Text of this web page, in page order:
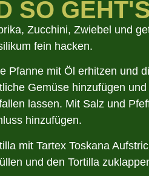
SO
Zucchini, Zwiebel und
fein hacken.
Pfanne mit Öl erhitzen und
Gemüse hinzufügen
lassen. Mit Salz und
hinzufügen.
mit Tartex Toskana
und den Tortilla